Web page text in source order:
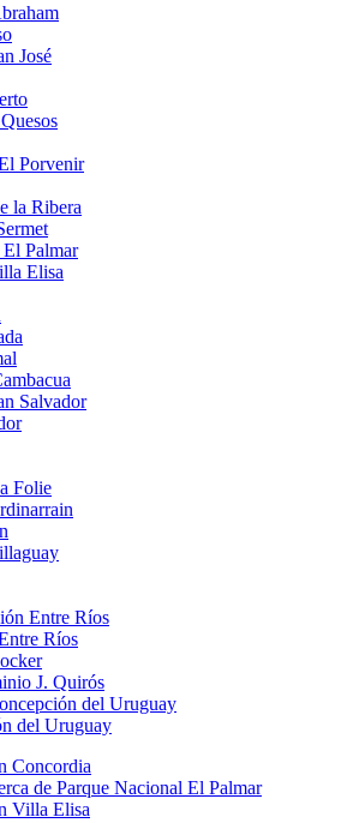
José
Porvenir
la Ribera
Palmar
Elisa
Salvador
Folie
Entre Ríos
Ríos
J. Quirós
del Uruguay
del Uruguay
Concordia
de Parque Nacional El Palmar
Villa Elisa